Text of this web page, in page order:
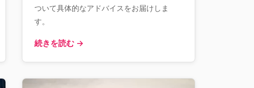
ついて具体的なアドバイスをお届けしま
す。
続きを読む →